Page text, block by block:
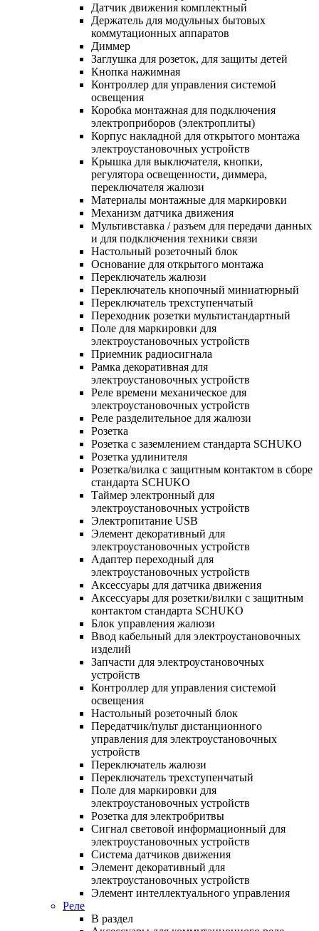
Датчик движения комплектный
Держатель для модульных бытовых
коммутационных аппаратов
Диммер
Заглушка для розеток, для защиты детей
Кнопка нажимная
Контроллер для управления системой
освещения
Коробка монтажная для подключения
электроприборов (электроплиты)
Корпус накладной для открытого монтажа
электроустановочных устройств
Крышка для выключателя, кнопки,
регулятора освещенности, диммера,
переключателя жалюзи
Материалы монтажные для маркировки
Механизм датчика движения
Мультивставка / разъем для передачи данных
и для подключения техники связи
Настольный розеточный блок
Основание для открытого монтажа
Переключатель жалюзи
Переключатель кнопочный миниатюрный
Переключатель трехступенчатый
Переходник розетки мультистандартный
Поле для маркировки для
электроустановочных устройств
Приемник радиосигнала
Рамка декоративная для
электроустановочных устройств
Реле времени механическое для
электроустановочных устройств
Реле разделительное для жалюзи
Розетка
Розетка с заземлением стандарта SCHUKO
Розетка удлинителя
Розетка/вилка с защитным контактом в сборе
стандарта SCHUKO
Таймер электронный для
электроустановочных устройств
Электропитание USB
Элемент декоративный для
электроустановочных устройств
Адаптер переходный для
электроустановочных устройств
Аксессуары для датчика движения
Аксессуары для розетки/вилки с защитным
контактом стандарта SCHUKO
Блок управления жалюзи
Ввод кабельный для электроустановочных
изделий
Запчасти для электроустановочных
устройств
Контроллер для управления системой
освещения
Настольный розеточный блок
Передатчик/пульт дистанционного
управления для электроустановочных
устройств
Переключатель жалюзи
Переключатель трехступенчатый
Поле для маркировки для
электроустановочных устройств
Розетка для электробритвы
Сигнал световой информационный для
электроустановочных устройств
Система датчиков движения
Элемент декоративный для
электроустановочных устройств
Элемент интеллектуального управления
Реле
В раздел